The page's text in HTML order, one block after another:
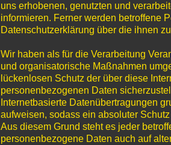
uns erhobenen, genutzten und
informieren. Ferner werden betroffene
Datenschutzerklärung über die ihnen
Wir haben als für die Verarbeitung
und organisatorische Maßnahmen
lückenlosen Schutz der über diese
personenbezogenen Daten
Internetbasierte Datenübertragungen
aufweisen, sodass ein absoluter
Aus diesem Grund steht es jeder
personenbezogene Daten auch auf